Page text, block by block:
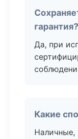
гарантия?
Да, при
Какие
Наличные,